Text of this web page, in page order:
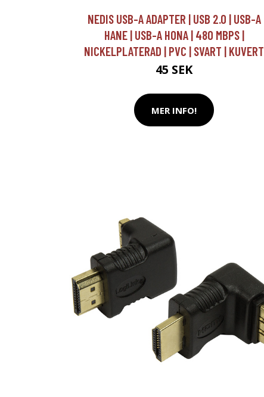
NEDIS USB-A ADAPTER | USB 2.0 | USB-A
HANE | USB-A HONA | 480 MBPS |
NICKELPLATERAD | PVC | SVART | KUVERT
45 SEK
MER INFO!